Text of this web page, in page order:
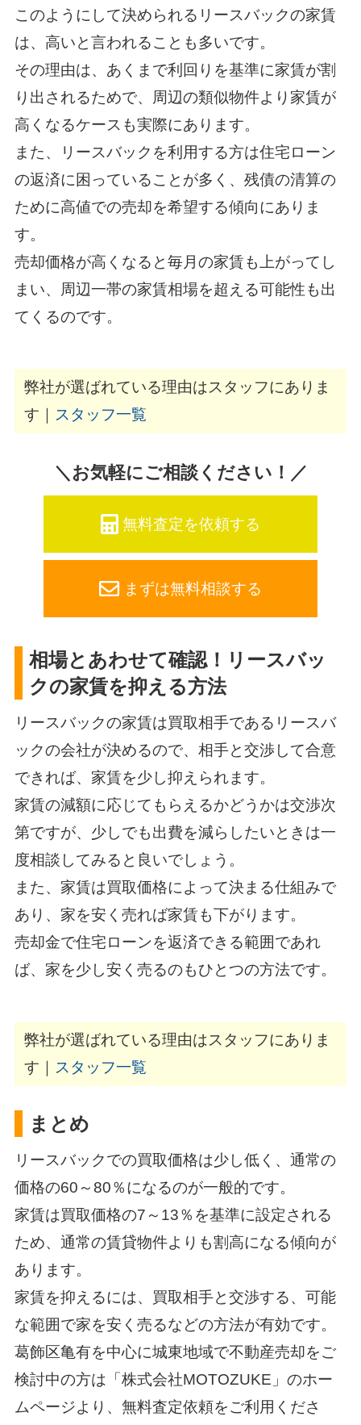
このようにして決められるリースバックの家賃
は、高いと言われることも多いです。
その理由は、あくまで利回りを基準に家賃が割
り出されるためで、周辺の類似物件より家賃が
高くなるケースも実際にあります。
また、リースバックを利用する方は住宅ローン
の返済に困っていることが多く、残債の清算の
ために高値での売却を希望する傾向にありま
す。
売却価格が高くなると毎月の家賃も上がってし
まい、周辺一帯の家賃相場を超える可能性も出
てくるのです。
弊社が選ばれている理由はスタッフにありま
す｜ スタッフ一覧
＼お気軽にご相談ください！／
無料査定を依頼する
まずは無料相談する
相場とあわせて確認！リースバッ
クの家賃を抑える方法
リースバックの家賃は買取相手であるリースバ
ックの会社が決めるので、相手と交渉して合意
できれば、家賃を少し抑えられます。
家賃の減額に応じてもらえるかどうかは交渉次
第ですが、少しでも出費を減らしたいときは一
度相談してみると良いでしょう。
また、家賃は買取価格によって決まる仕組みで
あり、家を安く売れば家賃も下がります。
売却金で住宅ローンを返済できる範囲であれ
ば、家を少し安く売るのもひとつの方法です。
弊社が選ばれている理由はスタッフにありま
す｜ スタッフ一覧
まとめ
リースバックでの買取価格は少し低く、通常の
価格の60～80％になるのが一般的です。
家賃は買取価格の7～13％を基準に設定される
ため、通常の賃貸物件よりも割高になる傾向が
あります。
家賃を抑えるには、買取相手と交渉する、可能
な範囲で家を安く売るなどの方法が有効です。
葛飾区亀有を中心に城東地域で不動産売却をご
検討中の方は「 株式会社MOTOZUKE 」のホー
ムページより、無料査定依頼をご利用くださ